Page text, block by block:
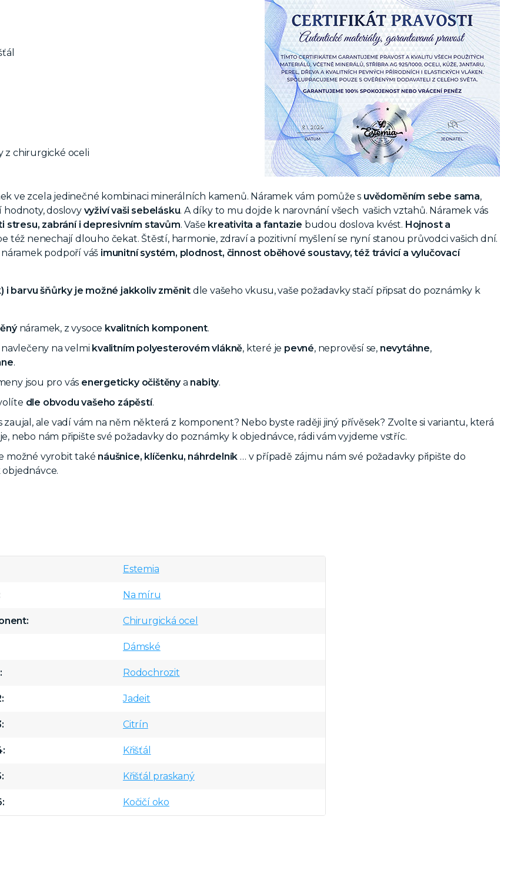
z chirurgické oceli
ve zcela jedinečné kombinaci minerálních kamenů. Náramek vám pomůže s uvědoměním sebe sama,
doslovy vyživí vaši sebelásku. A díky to mu dojde k narovnání všech vašich vztahů. Náramek vás
stresu, zabrání i depresivním stavům. Vaše kreativita a fantazie budou doslova kvést. Hojnost a
též nenechají dlouho čekat. Štěstí, harmonie, zdraví a pozitivní myšlení se nyní stanou průvodci vašich dní.
podpoří váš imunitní systém, plodnost, činnost oběhové soustavy, též trávicí a vylučovací
i barvu šňůrky je možné jakkoliv změnit dle vašeho vkusu, vaše požadavky stačí připsat do poznámky k
náramek, z vysoce kvalitních komponent.
na velmi kvalitním polyesterovém vlákně, které je pevné, neprověsí se, nevytáhne,
.
jsou pro vás energeticky očištěnya nabity.
dle obvodu vašeho zápěstí.
zaujal, ale vadí vám na něm některá z komponent? Nebo byste raději jiný přívěsek? Zvolte si variantu, která
nebo nám připište své požadavky do poznámky k objednávce, rádi vám vyjdeme vstříc.
možné vyrobit také náušnice, klíčenku, náhrdelník … v případě zájmu nám své požadavky připište do
Estemia
Na míru
Chirurgická ocel
Dámské
Rodochrozit
Jadeit
Citrín
Křišťál
Křišťál praskaný
Kočičí oko